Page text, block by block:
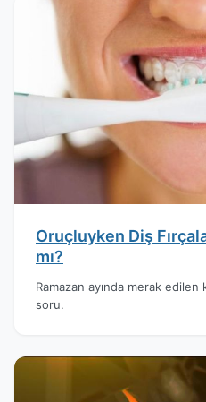
Oruçluyken Diş
mı?
Ramazan ayında merak edilen
soru.